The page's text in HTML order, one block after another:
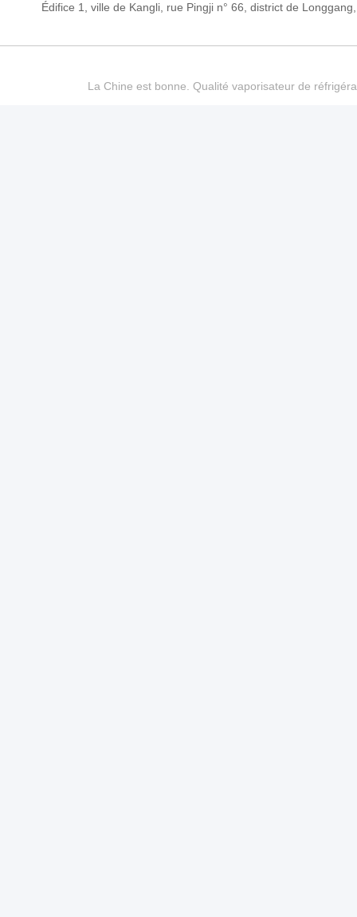
Édifice 1, ville de Kangli, rue Pingji n° 66, district de
La Chine est bonne. Qualité vaporisateur de